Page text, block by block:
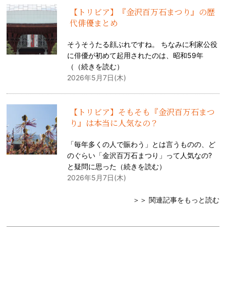
【トリビア】『金沢百万石まつり』の歴
代俳優まとめ
そうそうたる顔ぶれですね。 ちなみに利家公役
に俳優が初めて起用されたのは、昭和59年
（（続きを読む）
2026年5月7日(木)
【トリビア】そもそも『金沢百万石まつ
り』は本当に人気なの？
「毎年多くの人で賑わう」とは言うものの、ど
のぐらい「金沢百万石まつり」って人気なの?
と疑問に思った（続きを読む）
2026年5月7日(木)
＞＞ 関連記事をもっと読む